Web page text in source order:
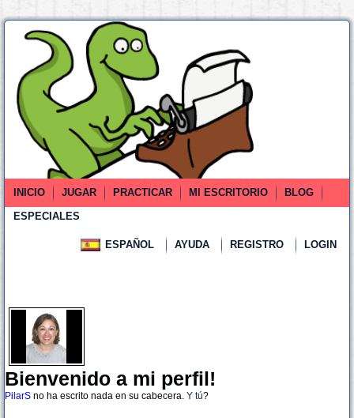
INICIO JUGAR PRACTICAR MI ESCRITORIO
BLOG
ESPECIALES
ESPAÑOL AYUDA REGISTRO LOGIN
Bienvenido a mi perfil!
PilarS no ha escrito nada en su cabecera. Y tú?